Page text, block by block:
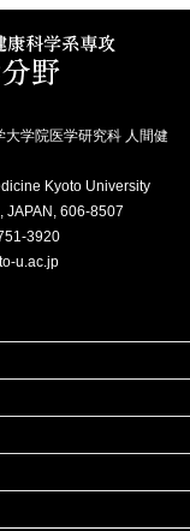
学院医学研究科 人間健
Kyoto University
JAPAN, 606-8507
3920
u.ac.jp